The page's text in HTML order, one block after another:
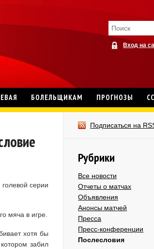
Вход на
БОЛЕЛЬЩИКАМ ПРОГНОЗЫ
серии
мяча в игре.
хотя бы
забил
Подписаться на
Рубрики
Все новости
Отчеты о матчах
Объявления
Анонсы матчей
Пресса
Пресс-конференции
Послесловия